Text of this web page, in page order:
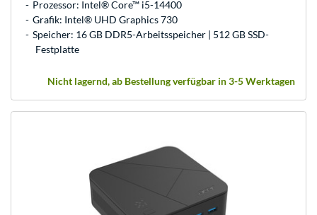
Prozessor: Intel® Core™ i5-14400
Grafik: Intel® UHD Graphics 730
Speicher: 16 GB DDR5-Arbeitsspeicher | 512 GB SSD-
Festplatte
Nicht lagernd, ab Bestellung verfügbar in 3-5 Werktagen